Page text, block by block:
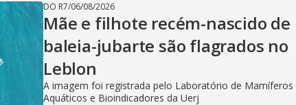
DO R7/06/08/2026
Mãe e filhote recém-nascido de
baleia-jubarte são flagrados no
Leblon
A imagem foi registrada pelo Laboratório de Mamíferos
Aquáticos e Bioindicadores da Uerj